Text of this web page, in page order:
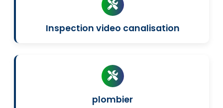
Inspection video canalisation
plombier